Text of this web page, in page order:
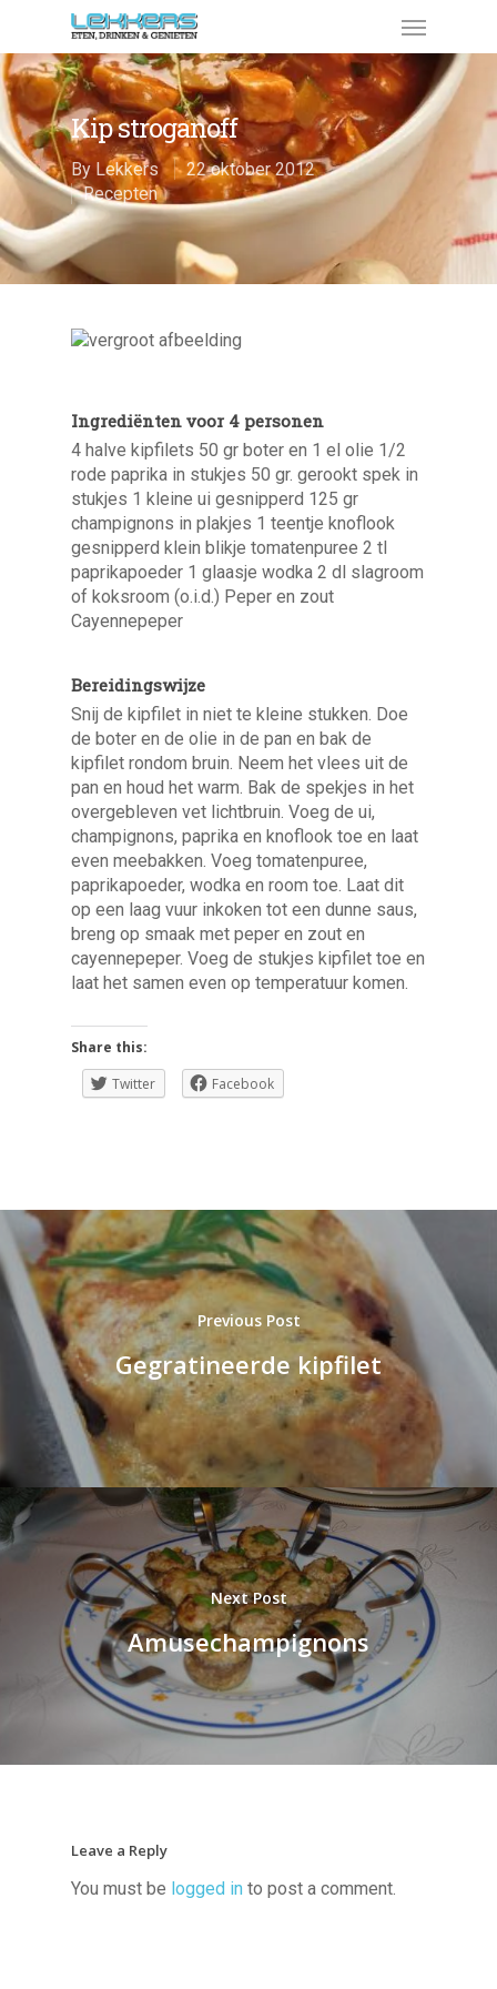
Kip stroganoff
By Lekkers
22 oktober 2012
Recepten
Ingrediënten voor 4 personen
4 halve kipfilets 50 gr boter en 1 el olie 1/2
rode paprika in stukjes 50 gr. gerookt spek in
stukjes 1 kleine ui gesnipperd 125 gr
champignons in plakjes 1 teentje knoflook
gesnipperd klein blikje tomatenpuree 2 tl
paprikapoeder 1 glaasje wodka 2 dl slagroom
of koksroom (o.i.d.) Peper en zout
Cayennepeper
Bereidingswijze
Snij de kipfilet in niet te kleine stukken. Doe
de boter en de olie in de pan en bak de
kipfilet rondom bruin. Neem het vlees uit de
pan en houd het warm. Bak de spekjes in het
overgebleven vet lichtbruin. Voeg de ui,
champignons, paprika en knoflook toe en laat
even meebakken. Voeg tomatenpuree,
paprikapoeder, wodka en room toe. Laat dit
op een laag vuur inkoken tot een dunne saus,
breng op smaak met peper en zout en
cayennepeper. Voeg de stukjes kipfilet toe en
laat het samen even op temperatuur komen.
Share this:
Twitter
Facebook
Previous Post
Gegratineerde kipfilet
Next Post
Amusechampignons
Leave a Reply
You must be logged in to post a comment.